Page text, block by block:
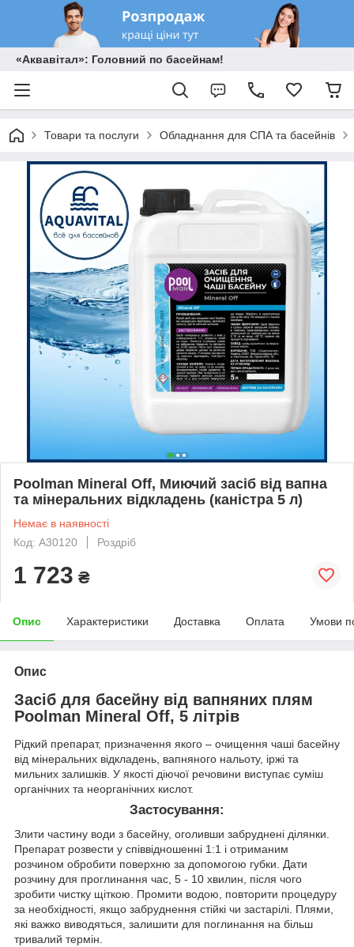
«Аквавітал»: Головний по басейнам!
Товари та послуги Обладнання для СПА та басейнів
Poolman Mineral Off, Миючий засіб від вапна
та мінеральних відкладень (каністра 5 л)
Немає в наявності
Код: А30120
Роздріб
1 723 ₴
Опис Характеристики Доставка Оплата Умови
Опис
Засіб для басейну від вапняних плям
Poolman Mineral Off, 5 літрів
Рідкий препарат, призначення якого – очищення чаші басейну
від мінеральних відкладень, вапняного нальоту, іржі та
мильних залишків. У якості діючої речовини виступає суміш
органічних та неорганічних кислот.
Застосування:
Злити частину води з басейну, оголивши забруднені ділянки.
Препарат розвести у співвідношенні 1:1 і отриманим
розчином обробити поверхню за допомогою губки. Дати
розчину для проглинання час, 5 - 10 хвилин, після чого
зробити чистку щіткою. Промити водою, повторити процедуру
за необхідності, якщо забруднення стійкі чи застарілі. Плями,
які важко виводяться, залишити для поглинання на більш
тривалий термін.